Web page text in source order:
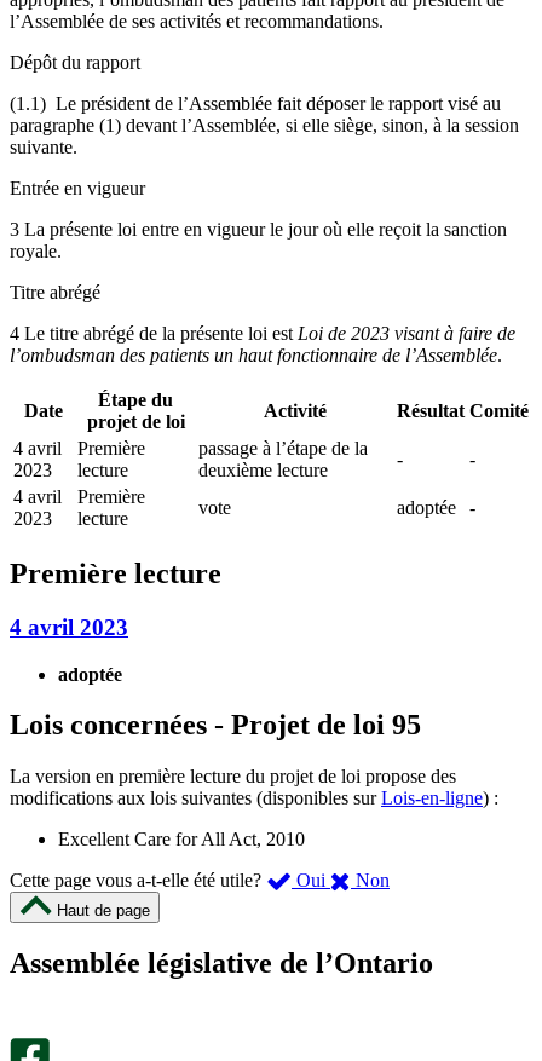
l’Assemblée de ses activités et recommandations.
Dépôt du rapport
(1.1) Le président de l’Assemblée fait déposer le rapport visé au
paragraphe (1) devant l’Assemblée, si elle siège, sinon, à la session
suivante.
Entrée en vigueur
3 La présente loi entre en vigueur le jour où elle reçoit la sanction
royale.
Titre abrégé
4 Le titre abrégé de la présente loi est Loi de 2023 visant à faire de
l’ombudsman des patients un haut fonctionnaire de l’Assemblée.
Date
Étape du
projet de loi
Activité Résultat Comité
4 avril
2023
Première
lecture
passage à l’étape de la
deuxième lecture
-
-
4 avril
2023
Première
lecture
vote adoptée -
Première lecture
4 avril 2023
adoptée
Lois concernées - Projet de loi 95
La version en première lecture du projet de loi propose des
modifications aux lois suivantes (disponibles surLois-en-ligne) :
Excellent Care for All Act, 2010
Cette page vous a-t-elle été utile?
Oui ,
été
Non
m’a
Haut de page
Assemblée législative de l’Ontario